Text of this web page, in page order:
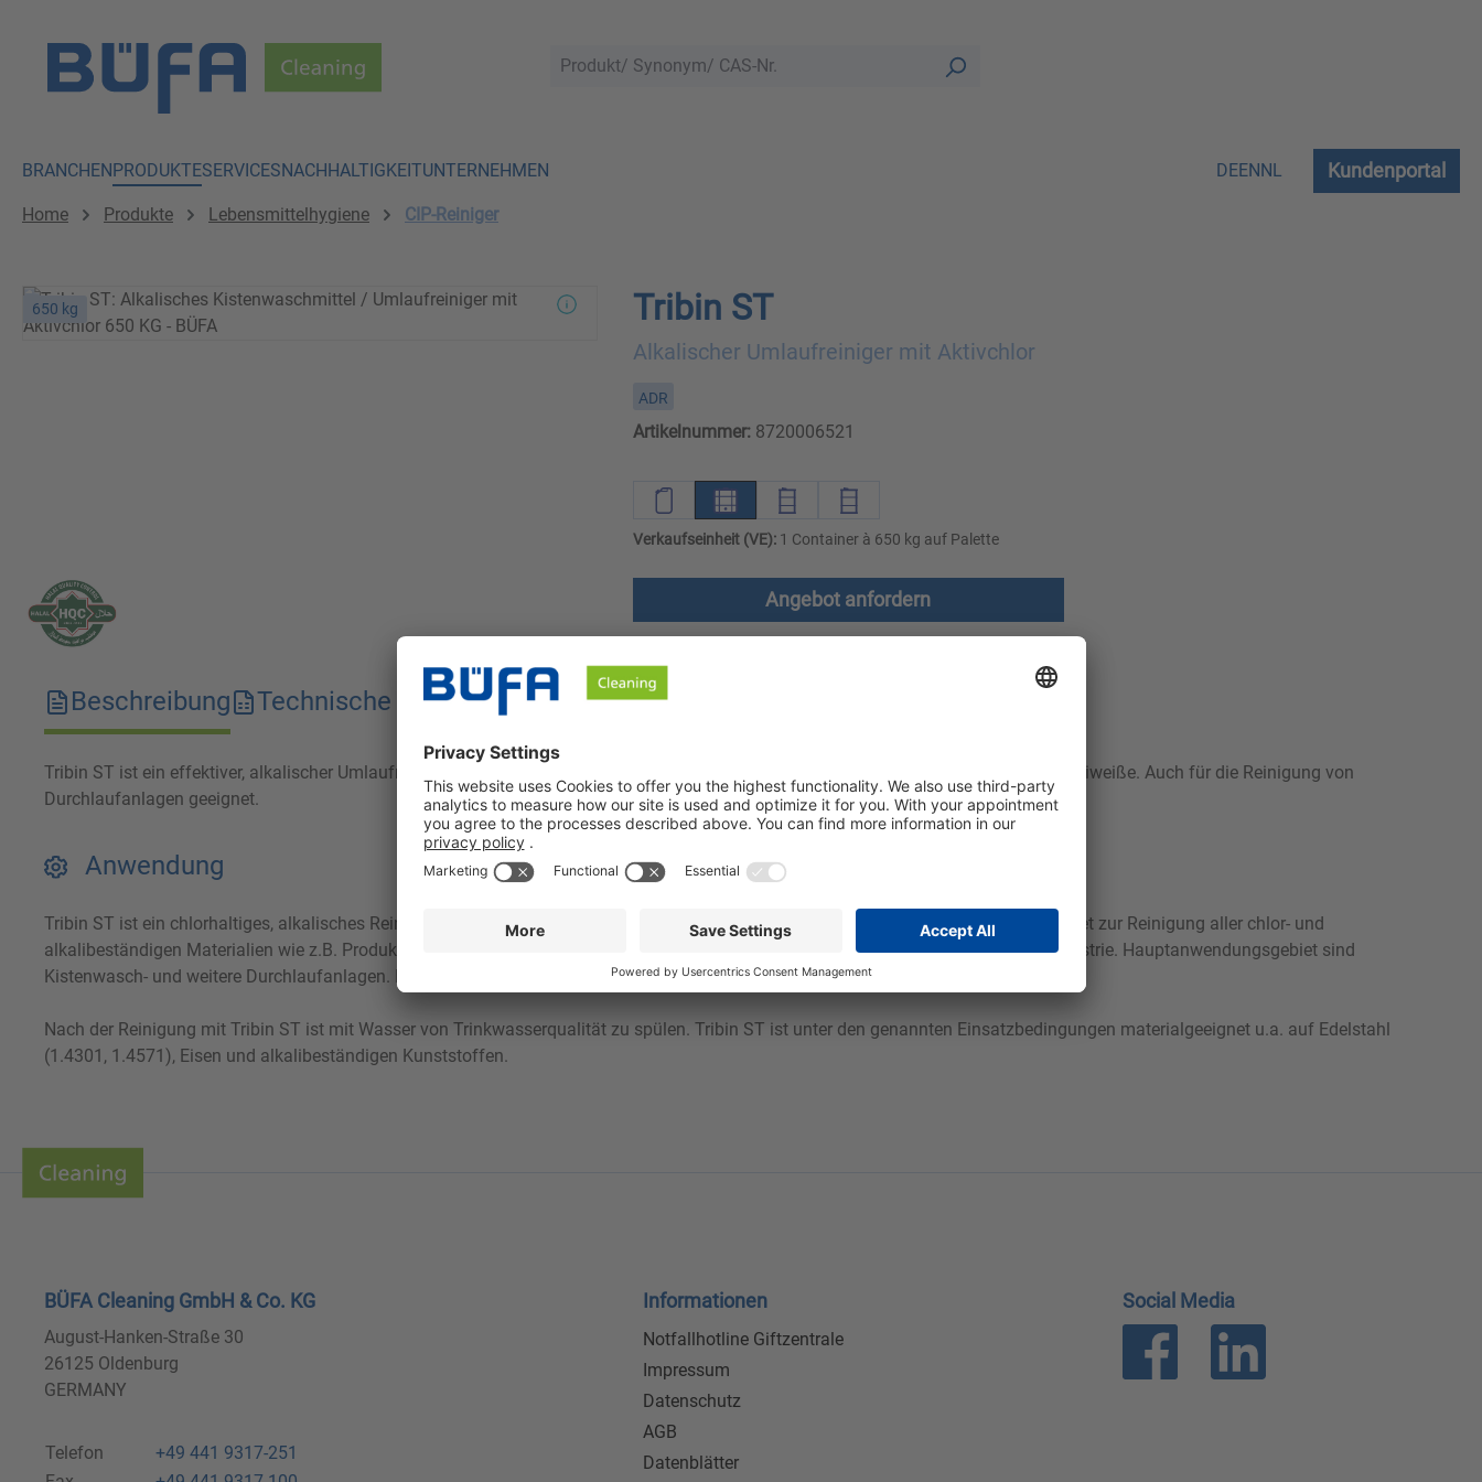
BRANCHENPRODUKTESERVICESNACHHALTIGKEITUNTERNEHMEN DEENNL Kundenportal
Home Produkte Lebensmittelhygiene CIP-Reiniger
650 kg Tribin ST
Alkalischer Umlaufreiniger mit Aktivchlor
ADR
Artikelnummer:8720006521
Verkaufseinheit (VE):1 Container à 650 kg auf Palette
Angebot anfordern
Beschreibung Technische Merkmale Downloads
Tribin ST ist ein effektiver, alkalischer Umlaufreiniger mit Aktivchlor. Der Reiniger ist schaumfrei, löst Verschmutzungen wie Fette und Eiweiße. Auch für die Reinigung von
Durchlaufanlagen geeignet.
Anwendung
Tribin ST ist ein chlorhaltiges, alkalisches Reinigungsmittel zur Entfernung von Eiweiß- und Fettverschmutzungen. Tribin ST ist geeignet zur Reinigung aller chlor- und
alkalibeständigen Materialien wie z.B. Produktionsbehälter, Container, Tanks und Rohrleitungen in der lebensmittelverarbeitenden Industrie. Hauptanwendungsgebiet sind
Kistenwasch- und weitere Durchlaufanlagen. Das Produkt ist nicht für die Reinigung von Aluminiumoberflächen einsetzbar.
Nach der Reinigung mit Tribin ST ist mit Wasser von Trinkwasserqualität zu spülen. Tribin ST ist unter den genannten Einsatzbedingungen materialgeeignet u.a. auf Edelstahl
(1.4301, 1.4571), Eisen und alkalibeständigen Kunststoffen.
BÜFA Cleaning GmbH & Co. KG
August-Hanken-Straße 30
26125 Oldenburg
GERMANY
Telefon
+49 441 9317-251
Informationen
Notfallhotline Giftzentrale
Impressum
Datenschutz
AGB
Datenblätter
Social Media